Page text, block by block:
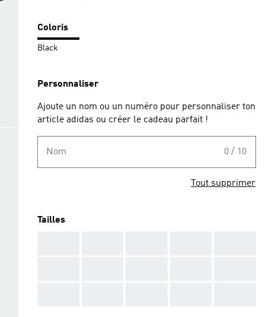
Coloris
Black
Personnaliser
Ajoute un nom ou un numéro pour personnaliser ton
article adidas ou créer le cadeau parfait !
Nom 0 / 10
Tout supprimer
Tailles